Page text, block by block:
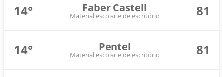
14° Faber Castell
Material escolar e de escritório 81
14° Pentel
Material escolar e de escritório 81